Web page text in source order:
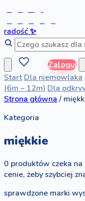
radość✨
Zaloguj
Start Dla niemowlaka
(6m – 12m) Dla
Strona główna /
Kategoria
miękkie
0 produktów czeka
cenie, żeby szybciej
sprawdzone marki